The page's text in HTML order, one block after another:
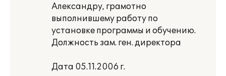
Александру, грамотно
выполнившему работу по
установке программы и обучению.
Должность зам. ген. директора
Дата 05.11.2006 г.